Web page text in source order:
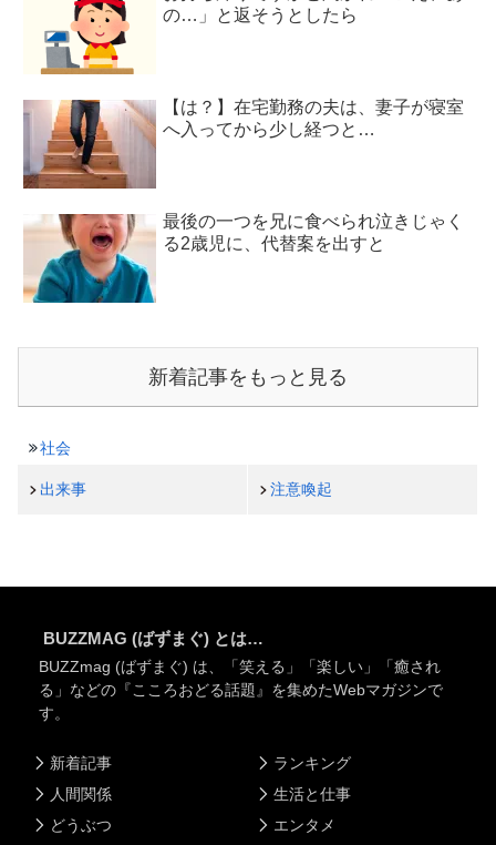
の…」と返そうとしたら
【は？】在宅勤務の夫は、妻子が寝室
へ入ってから少し経つと…
最後の一つを兄に食べられ泣きじゃく
る2歳児に、代替案を出すと
新着記事をもっと見る
社会
出来事 注意喚起
BUZZMAG (ばずまぐ) とは…
BUZZmag (ばずまぐ) は、「笑える」「楽しい」「癒され
る」などの『こころおどる話題』を集めたWebマガジンで
す。
新着記事
人間関係
どうぶつ
ランキング
生活と仕事
エンタメ